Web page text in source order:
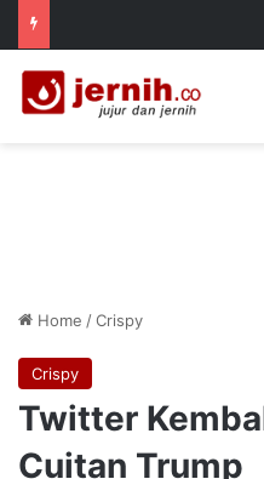
Home /Crispy
Crispy
Twitter
Cuitan Trump